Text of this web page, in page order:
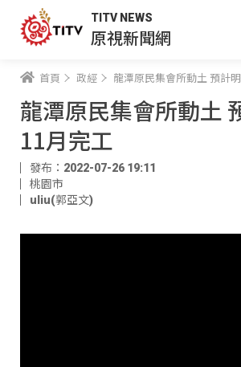
TITV NEWS
原視新聞網
首頁 政經 龍潭原民集會所動土 預計
龍潭原民集會所動土
11月完工
發布：2022-07-26 19:11
桃園市
uliu(郭亞文)